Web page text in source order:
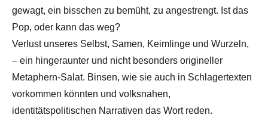
gewagt, ein bisschen zu bemüht, zu angestrengt. Ist das
Pop, oder kann das weg?
Verlust unseres Selbst, Samen, Keimlinge und Wurzeln,
– ein hingeraunter und nicht besonders origineller
Metaphern-Salat. Binsen, wie sie auch in Schlagertexten
vorkommen könnten und volksnahen,
identitätspolitischen Narrativen das Wort reden.